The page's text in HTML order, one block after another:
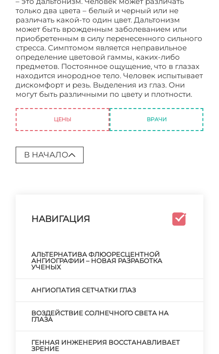
только два цвета – белый и черный или не
различать какой-то один цвет. Дальтонизм
может быть врожденным заболеванием или
приобретенным в силу перенесенного сильного
стресса. Симптомом является неправильное
определение цветовой гаммы, каких-либо
предметов. Постоянное ощущение, что в глазах
находится инородное тело. Человек испытывает
дискомфорт и резь. Выделения из глаз. Они
могут быть различными по цвету и плотности.
ЦЕНЫ ВРАЧИ
В НАЧАЛО
НАВИГАЦИЯ
АЛЬТЕРНАТИВА ФЛЮОРЕСЦЕНТНОЙ
АНГИОГРАФИИ – НОВАЯ РАЗРАБОТКА
УЧЕНЫХ
АНГИОПАТИЯ СЕТЧАТКИ ГЛАЗ
ВОЗДЕЙСТВИЕ СОЛНЕЧНОГО СВЕТА НА
ГЛАЗА
ГЕННАЯ ИНЖЕНЕРИЯ ВОССТАНАВЛИВАЕТ
ЗРЕНИЕ